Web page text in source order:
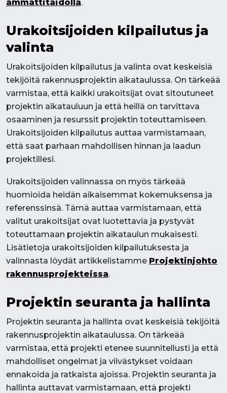
ammattitaidolla.
Urakoitsijoiden kilpailutus ja
valinta
Urakoitsijoiden kilpailutus ja valinta ovat keskeisiä
tekijöitä rakennusprojektin aikataulussa. On tärkeää
varmistaa, että kaikki urakoitsijat ovat sitoutuneet
projektin aikatauluun ja että heillä on tarvittava
osaaminen ja resurssit projektin toteuttamiseen.
Urakoitsijoiden kilpailutus auttaa varmistamaan,
että saat parhaan mahdollisen hinnan ja laadun
projektillesi.
Urakoitsijoiden valinnassa on myös tärkeää
huomioida heidän aikaisemmat kokemuksensa ja
referenssinsä. Tämä auttaa varmistamaan, että
valitut urakoitsijat ovat luotettavia ja pystyvät
toteuttamaan projektin aikataulun mukaisesti.
Lisätietoja urakoitsijoiden kilpailutuksesta ja
valinnasta löydät artikkelistamme Projektinjohto
rakennusprojekteissa.
Projektin seuranta ja hallinta
Projektin seuranta ja hallinta ovat keskeisiä tekijöitä
rakennusprojektin aikataulussa. On tärkeää
varmistaa, että projekti etenee suunnitellusti ja että
mahdolliset ongelmat ja viivästykset voidaan
ennakoida ja ratkaista ajoissa. Projektin seuranta ja
hallinta auttavat varmistamaan, että projekti